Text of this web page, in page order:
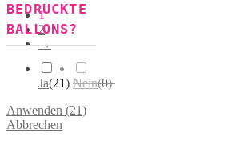
1
2
→
BEDRUCKTE
BALLONS?
Ja(21) Nein(0)
Anwenden (21)
Abbrechen